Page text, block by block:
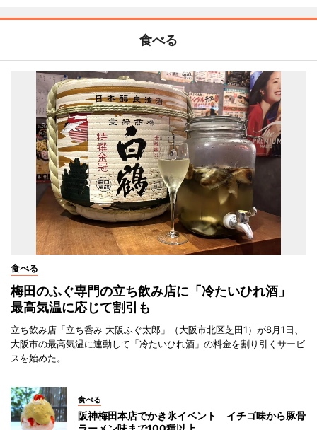
食べる
食べる
梅田のふぐ専門の立ち飲み店に「冷たいひれ酒」
最高気温に応じて割引も
立ち飲み店「立ち呑み 大阪ふぐ太郎」（大阪市北区芝田1）が8月1日、
大阪市の最高気温に連動して「冷たいひれ酒」の料金を割り引くサービ
スを始めた。
食べる
阪神梅田本店でかき氷イベント イチゴ味から豚骨